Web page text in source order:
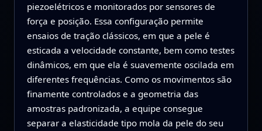
piezoelétricos e monitorados por sensores de
força e posição. Essa configuração permite
ensaios de tração clássicos, em que a pele é
esticada a velocidade constante, bem como testes
dinâmicos, em que ela é suavemente oscilada em
diferentes frequências. Como os movimentos são
finamente controlados e a geometria das
amostras padronizada, a equipe consegue
separar a elasticidade tipo mola da pele do seu